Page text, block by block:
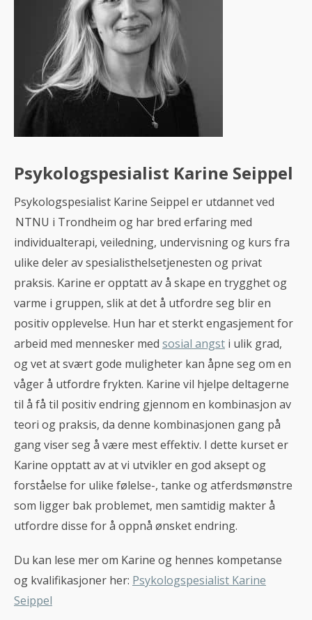
Psykologspesialist Karine Seippel
Psykologspesialist Karine Seippel er utdannet ved
NTNU i Trondheim og har bred erfaring med
individualterapi, veiledning, undervisning og kurs fra
ulike deler av spesialisthelsetjenesten og privat
praksis. Karine er opptatt av å skape en trygghet og
varme i gruppen, slik at det å utfordre seg blir en
positiv opplevelse. Hun har et sterkt engasjement for
arbeid med mennesker med sosial angst i ulik grad,
og vet at svært gode muligheter kan åpne seg om en
våger å utfordre frykten. Karine vil hjelpe deltagerne
til å få til positiv endring gjennom en kombinasjon av
teori og praksis, da denne kombinasjonen gang på
gang viser seg å være mest effektiv. I dette kurset er
Karine opptatt av at vi utvikler en god aksept og
forståelse for ulike følelse-, tanke og atferdsmønstre
som ligger bak problemet, men samtidig makter å
utfordre disse for å oppnå ønsket endring.
Du kan lese mer om Karine og hennes kompetanse
og kvalifikasjoner her: Psykologspesialist Karine
Seippel